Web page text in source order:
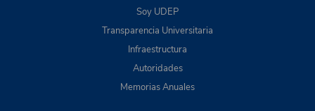
Soy UDEP
Transparencia Universitaria
Infraestructura
Autoridades
Memorias Anuales